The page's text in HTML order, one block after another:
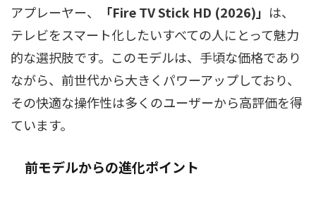
アプレーヤー、
「Fire TV Stick HD (2026)」 は、
テレビをスマート化したいすべての人にとって魅力
的な選択肢です。このモデルは、手頃な価格であり
ながら、前世代から大きくパワーアップしており、
その快適な操作性は多くのユーザーから高評価を得
ています。
前モデルからの進化ポイント